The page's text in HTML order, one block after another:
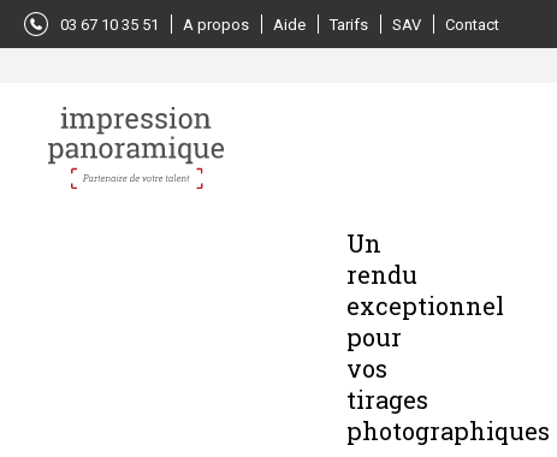
03 67 10 35 51 A propos Aide Tarifs SAV Contact
Un
rendu
exceptionnel
pour
vos
tirages
photographiques
Panneau de gestion des cookies